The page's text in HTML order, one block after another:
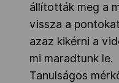
állították meg a
vissza a
azaz kikérni a
mi maradtunk le.
Tanulságos